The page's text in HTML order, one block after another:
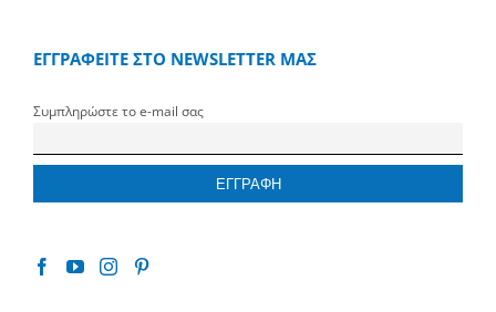
ΕΓΓΡΑΦΕΙΤΕ ΣΤΟ NEWSLETTER ΜΑΣ
Συμπληρώστε το e-mail σας